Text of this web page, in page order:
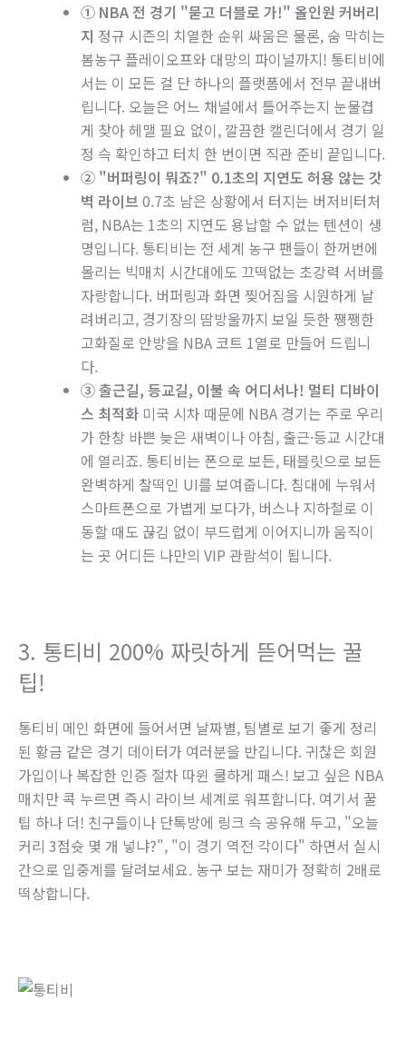
① NBA 전 경기 "묻고 더블로 가!" 올인원 커버리
지 정규 시즌의 치열한 순위 싸움은 물론, 숨 막히는
봄농구 플레이오프와 대망의 파이널까지! 통티비에
서는 이 모든 걸 단 하나의 플랫폼에서 전부 끝내버
립니다. 오늘은 어느 채널에서 틀어주는지 눈물겹
게 찾아 헤맬 필요 없이, 깔끔한 캘린더에서 경기 일
정 슥 확인하고 터치 한 번이면 직관 준비 끝입니다.
② "버퍼링이 뭐죠?" 0.1초의 지연도 허용 않는 갓
벽 라이브 0.7초 남은 상황에서 터지는 버저비터처
럼, NBA는 1초의 지연도 용납할 수 없는 텐션이 생
명입니다. 통티비는 전 세계 농구 팬들이 한꺼번에
몰리는 빅매치 시간대에도 끄떡없는 초강력 서버를
자랑합니다. 버퍼링과 화면 찢어짐을 시원하게 날
려버리고, 경기장의 땀방울까지 보일 듯한 쨍쨍한
고화질로 안방을 NBA 코트 1열로 만들어 드립니
다.
③ 출근길, 등교길, 이불 속 어디서나! 멀티 디바이
스 최적화 미국 시차 때문에 NBA 경기는 주로 우리
가 한창 바쁜 늦은 새벽이나 아침, 출근·등교 시간대
에 열리죠. 통티비는 폰으로 보든, 태블릿으로 보든
완벽하게 찰떡인 UI를 보여줍니다. 침대에 누워서
스마트폰으로 가볍게 보다가, 버스나 지하철로 이
동할 때도 끊김 없이 부드럽게 이어지니까 움직이
는 곳 어디든 나만의 VIP 관람석이 됩니다.
3. 통티비 200% 짜릿하게 뜯어먹는 꿀
팁!
통티비 메인 화면에 들어서면 날짜별, 팀별로 보기 좋게 정리
된 황금 같은 경기 데이터가 여러분을 반깁니다. 귀찮은 회원
가입이나 복잡한 인증 절차 따윈 쿨하게 패스! 보고 싶은 NBA
매치만 콕 누르면 즉시 라이브 세계로 워프합니다. 여기서 꿀
팁 하나 더! 친구들이나 단톡방에 링크 슥 공유해 두고, "오늘
커리 3점슛 몇 개 넣냐?", "이 경기 역전 각이다" 하면서 실시
간으로 입중계를 달려보세요. 농구 보는 재미가 정확히 2배로
떡상합니다.